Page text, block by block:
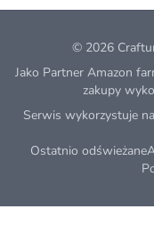
© 2026
Jako Partner Amazon
zakupy
Serwis wykorzystuje
Ostatnio odświeżane